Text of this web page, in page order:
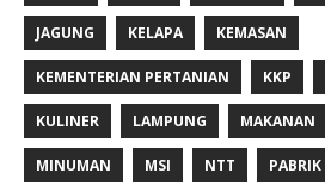
JAGUNG KELAPA KEMASAN
KEMENTERIAN PERTANIAN KKP
KULINER LAMPUNG MAKANAN
MINUMAN MSI NTT PABRIK